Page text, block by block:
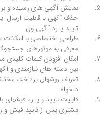
نمایش آگهی های رسیده و
حذف آگهی با قابلیت ارسال
تایید یا رد آگهی وی
طراحی اختصاصی با
معرفی به موتورهای
امکان افزودن کلمات کلیدی
بین دسته های نیازمندی و
تعریف روشهای پرداخت
دلخواه
قابلیت تایید و یا رد
مشتری پس از تایید فیش و